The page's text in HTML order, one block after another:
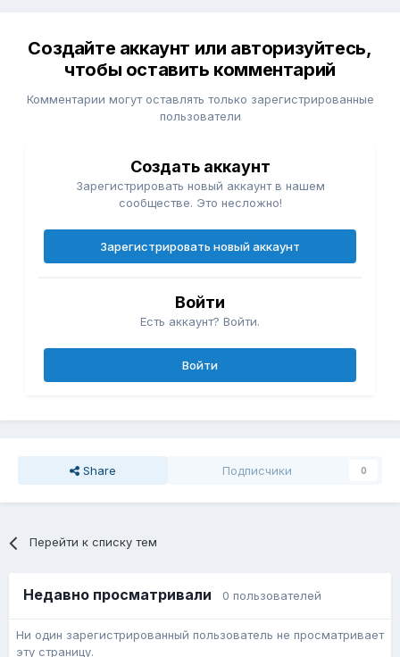
Создайте аккаунт или авторизуйтесь,
чтобы оставить комментарий
Комментарии могут оставлять только зарегистрированные
пользователи
Создать аккаунт
Зарегистрировать новый аккаунт в нашем
сообществе. Это несложно!
Зарегистрировать новый аккаунт
Войти
Есть аккаунт? Войти.
Войти
Share Подписчики 0
Перейти к списку тем
Недавно просматривали 0 пользователей
Ни один зарегистрированный пользователь не просматривает
эту страницу.